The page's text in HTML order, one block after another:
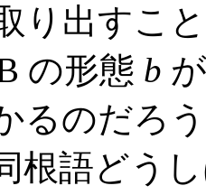
り出すこ
の形態 b
るのだろ
根語どう